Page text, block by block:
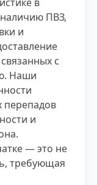
ПВЗ,
и
с
Наши
перепадов
и
— это не
требующая